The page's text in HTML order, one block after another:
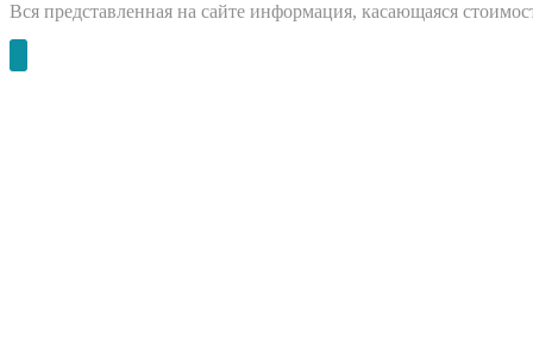
Вся представленная на сайте информация, касающаяся